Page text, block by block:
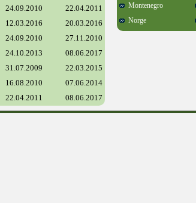
24.09.2010
22.04.2011
12.03.2016
20.03.2016
24.09.2010
27.11.2010
24.10.2013
08.06.2017
31.07.2009
22.03.2015
16.08.2010
07.06.2014
22.04.2011 08.06.2017
Montenegro
Norge